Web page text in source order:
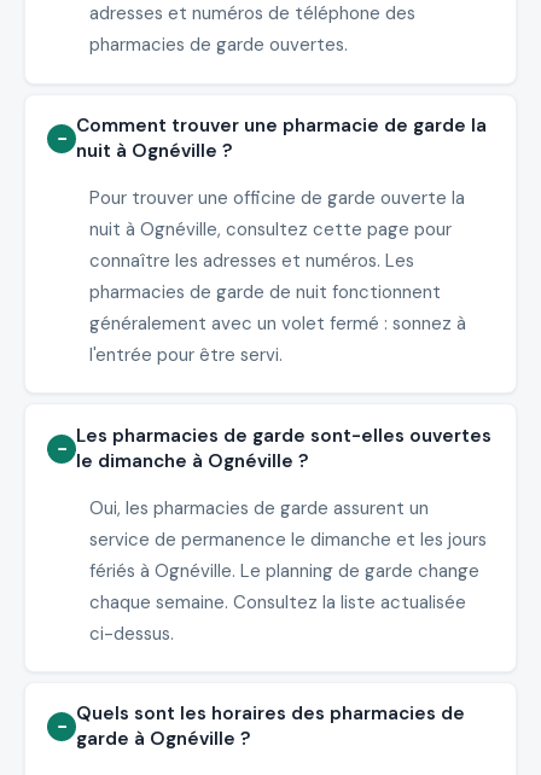
adresses et numéros de téléphone des
pharmacies de garde ouvertes.
Comment trouver une pharmacie de garde la
nuit à Ognéville ?
Pour trouver une officine de garde ouverte la
nuit à Ognéville, consultez cette page pour
connaître les adresses et numéros. Les
pharmacies de garde de nuit fonctionnent
généralement avec un volet fermé : sonnez à
l'entrée pour être servi.
Les pharmacies de garde sont-elles ouvertes
le dimanche à Ognéville ?
Oui, les pharmacies de garde assurent un
service de permanence le dimanche et les jours
fériés à Ognéville. Le planning de garde change
chaque semaine. Consultez la liste actualisée
ci-dessus.
Quels sont les horaires des pharmacies de
garde à Ognéville ?